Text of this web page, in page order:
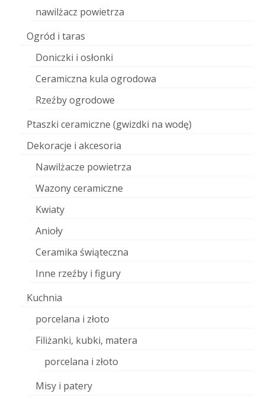
nawilżacz powietrza
Ogród i taras
Doniczki i osłonki
Ceramiczna kula ogrodowa
Rzeźby ogrodowe
Ptaszki ceramiczne (gwizdki na wodę)
Dekoracje i akcesoria
Nawilżacze powietrza
Wazony ceramiczne
Kwiaty
Anioły
Ceramika świąteczna
Inne rzeźby i figury
Kuchnia
porcelana i złoto
Filiżanki, kubki, matera
porcelana i złoto
Misy i patery